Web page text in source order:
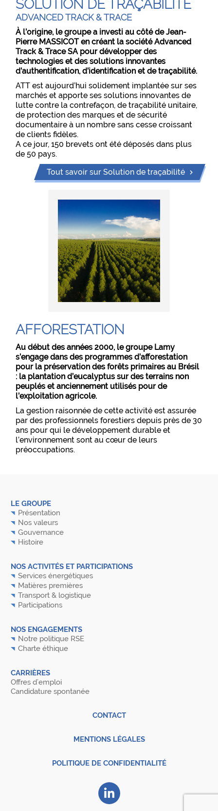
SOLUTION DE TRAÇABILITÉ
ADVANCED TRACK & TRACE
À l’origine, le groupe a investi au côté de Jean-
Pierre MASSICOT en créant la société Advanced
Track & Trace SA pour développer des
technologies et des solutions innovantes
d’authentification, d’identification et de traçabilité.
ATT est aujourd’hui solidement implantée sur ses
marchés et apporte ses solutions innovantes de
lutte contre la contrefaçon, de traçabilité unitaire,
de protection des marques et de sécurité
documentaire à un nombre sans cesse croissant
de clients fidèles.
A ce jour, 150 brevets ont été déposés dans plus
de 50 pays.
Tout savoir sur Solution de traçabilité
AFFORESTATION
Au début des années 2000, le groupe Lamy
s’engage dans des programmes d’afforestation
pour la préservation des forêts primaires au Brésil
: la plantation d’eucalyptus sur des terrains non
peuplés et anciennement utilisés pour de
l’exploitation agricole.
La gestion raisonnée de cette activité est assurée
par des professionnels forestiers depuis près de 30
ans pour qui le développement durable et
l’environnement sont au cœur de leurs
préoccupations.
LE GROUPE
Présentation
Nos valeurs
Gouvernance
Histoire
NOS ACTIVITÉS ET PARTICIPATIONS
Services énergétiques
Matières premières
Transport & logistique
Participations
NOS ENGAGEMENTS
Notre politique RSE
Charte éthique
CARRIÈRES
Offres d’emploi
Candidature spontanée
CONTACT
MENTIONS LÉGALES
POLITIQUE DE CONFIDENTIALITÉ